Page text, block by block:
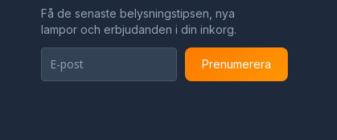
Få de senaste belysningstipsen, nya
lampor och erbjudanden i din inkorg.
Prenumerera